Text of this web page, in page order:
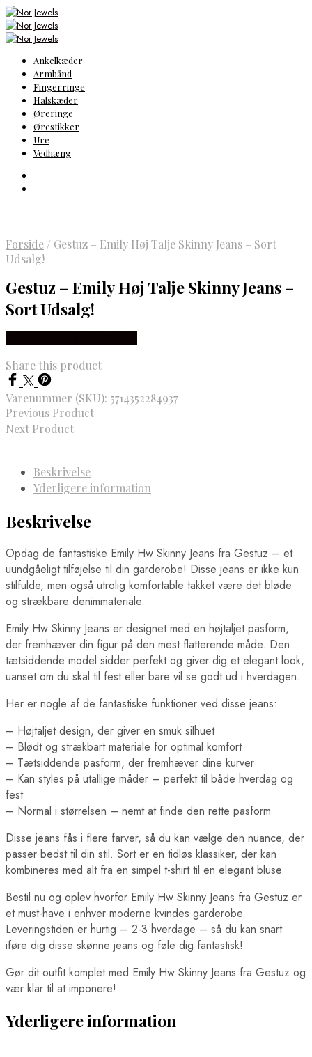
Ankelkæder
Armbånd
Fingerringe
Halskæder
Øreringe
Ørestikker
Ure
Vedhæng
Forside / Gestuz – Emily Høj Talje Skinny Jeans – Sort
Udsalg!
Gestuz – Emily Høj Talje Skinny Jeans –
Sort Udsalg!
Share this product
Varenummer (SKU): 5714352284937
Previous Product
Next Product
Beskrivelse
Yderligere information
Beskrivelse
Opdag de fantastiske Emily Hw Skinny Jeans fra Gestuz – et
uundgåeligt tilføjelse til din garderobe! Disse jeans er ikke kun
stilfulde, men også utrolig komfortable takket være det bløde
og strækbare denimmateriale.
Emily Hw Skinny Jeans er designet med en højtaljet pasform,
der fremhæver din figur på den mest flatterende måde. Den
tætsiddende model sidder perfekt og giver dig et elegant look,
uanset om du skal til fest eller bare vil se godt ud i hverdagen.
Her er nogle af de fantastiske funktioner ved disse jeans:
– Højtaljet design, der giver en smuk silhuet
– Blødt og strækbart materiale for optimal komfort
– Tætsiddende pasform, der fremhæver dine kurver
– Kan styles på utallige måder – perfekt til både hverdag og
fest
– Normal i størrelsen – nemt at finde den rette pasform
Disse jeans fås i flere farver, så du kan vælge den nuance, der
passer bedst til din stil. Sort er en tidløs klassiker, der kan
kombineres med alt fra en simpel t-shirt til en elegant bluse.
Bestil nu og oplev hvorfor Emily Hw Skinny Jeans fra Gestuz er
et must-have i enhver moderne kvindes garderobe.
Leveringstiden er hurtig – 2-3 hverdage – så du kan snart
iføre dig disse skønne jeans og føle dig fantastisk!
Gør dit outfit komplet med Emily Hw Skinny Jeans fra Gestuz og
vær klar til at imponere!
Yderligere information